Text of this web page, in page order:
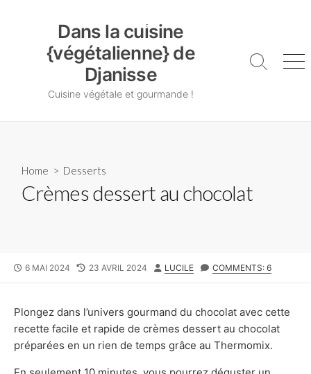
Dans la cuisine
{végétalienne} de
Djanisse
Cuisine végétale et gourmande !
Search
Home > Desserts
Crèmes dessert au chocolat
PUBLISHED
6 MAI 2024
LAST
23 AVRIL 2024 AUTHOR
LUCILE COMMENTS: 6
Plongez dans l’univers gourmand du chocolat avec cette
recette facile et rapide de crèmes dessert au chocolat
préparées en un rien de temps grâce au Thermomix.